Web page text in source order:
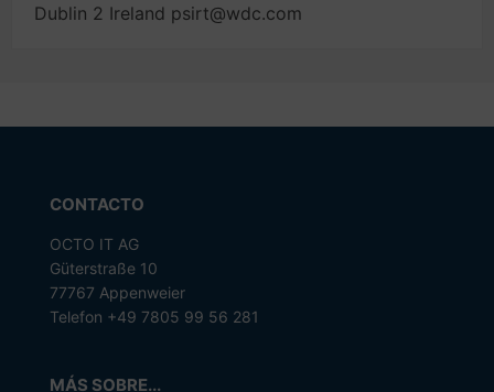
Dublin 2 Ireland psirt@wdc.com
CONTACTO
OCTO IT AG
Güterstraße 10
77767 Appenweier
Telefon +49 7805 99 56 281
MÁS SOBRE...